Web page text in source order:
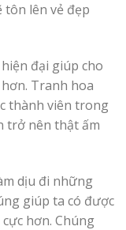
tôn lên vẻ đẹp
đại giúp cho
Tranh hoa
thành viên trong
trở nên thật ấm
dịu đi những
giúp ta có được
hơn. Chúng